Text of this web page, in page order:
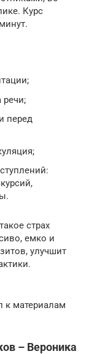
Курс
речи;
перед
страх
емко и
улучшит
к материалам
– Вероника